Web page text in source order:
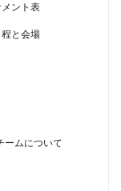
ント表
と会場
ームについて